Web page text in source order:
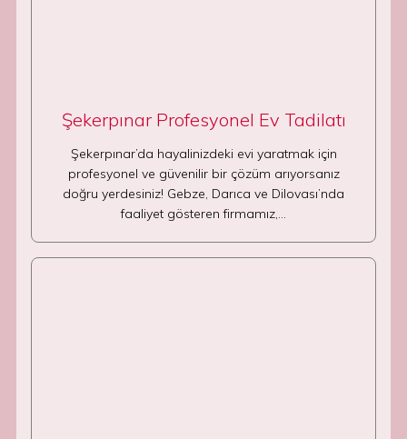
Şekerpınar Profesyonel Ev Tadilatı
Şekerpınar’da hayalinizdeki evi yaratmak için
profesyonel ve güvenilir bir çözüm arıyorsanız
doğru yerdesiniz! Gebze, Darıca ve Dilovası’nda
faaliyet gösteren firmamız,…